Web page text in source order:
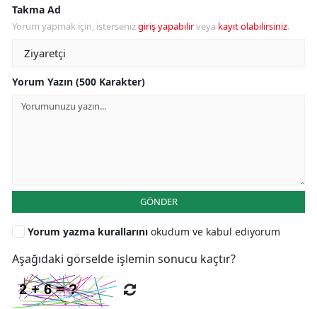
Takma Ad
Yorum yapmak için, istersenizgiriş yapabilirveya kayıt olabilirsiniz.
Yorum Yazın (500 Karakter)
GÖNDER
Yorum yazma kurallarını okudum ve kabul ediyorum
Aşağıdaki görselde işlemin sonucu kaçtır?